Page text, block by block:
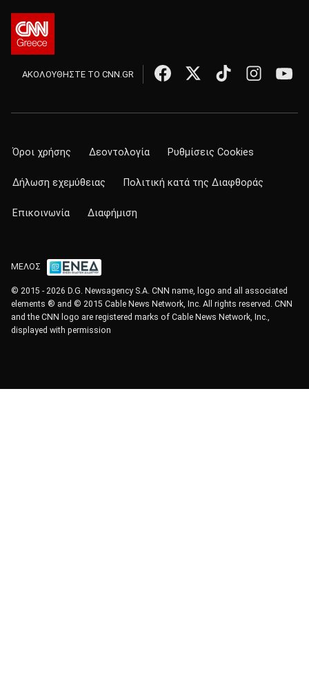
ΑΚΟΛΟΥΘΗΣΤΕ ΤΟ CNN.GR
Όροι χρήσης Δεοντολογία Ρυθμίσεις Cookies
Δήλωση εχεμύθειας Πολιτική κατά της Διαφθοράς
Επικοινωνία Διαφήμιση
ΜΕΛΟΣ
© 2015 - 2026 D.G. Newsagency S.A. CNN name, logo and all associated
elements ® and © 2015 Cable News Network, Inc. All rights reserved. CNN
and the CNN logo are registered marks of Cable News Network, Inc.,
displayed with permission